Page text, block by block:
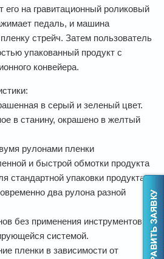
его на гравитационный роликовый
педаль, и машина
стрейч. Затем пользователь
упакованный продукт с
конвейера.
в серый и зеленый цвет.
в станину, окрашено в желтый
рулонами пленки
и быстрой обмотки продукта
стандартной упаковки продукта.
два рулона разной
без применения инструментов,
системой.
пленки в зависимости от